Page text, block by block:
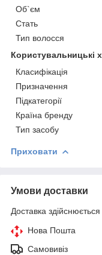
Об`єм
Стать
Тип волосся
Користувальницькі
Класифікація
Призначення
Підкатегорії
Країна бренду
Тип засобу
Приховати
Умови доставки
Доставка
Нова Пошта
Самовивіз